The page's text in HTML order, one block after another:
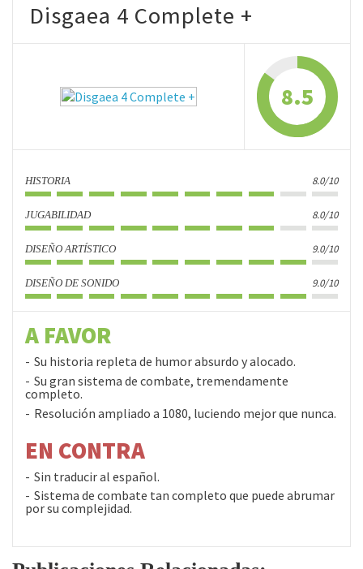
Disgaea 4 Complete +
8.5
HISTORIA 8.0/10
JUGABILIDAD 8.0/10
DISEÑO ARTÍSTICO 9.0/10
DISEÑO DE SONIDO 9.0/10
A FAVOR
Su historia repleta de humor absurdo y alocado.
Su gran sistema de combate, tremendamente
completo.
Resolución ampliado a 1080, luciendo mejor que nunca.
EN CONTRA
Sin traducir al español.
Sistema de combate tan completo que puede abrumar
por su complejidad.